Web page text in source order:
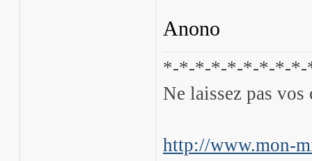
Anono
*-*-*-*-*-*-*-*-
Ne laissez pas
http://www.mon-